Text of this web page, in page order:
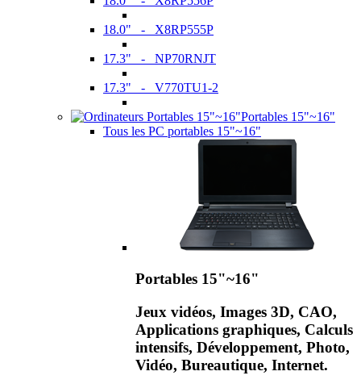
18.0" - X8RP555P
17.3" - NP70RNJT
17.3" - V770TU1-2
Portables 15"~16"
Tous les PC portables 15"~16"
Portables 15"~16"
Jeux vidéos, Images 3D, CAO,
Applications graphiques, Calculs
intensifs, Développement, Photo,
Vidéo, Bureautique, Internet.